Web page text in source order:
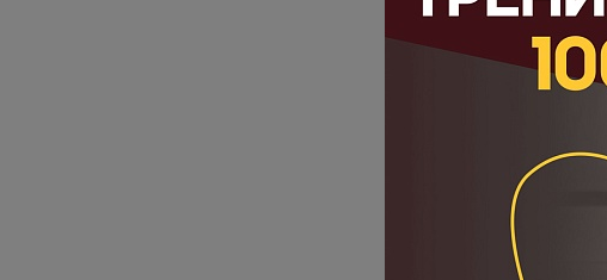
6 августа в 11:00
медитативных практик.
функционирование
120 минут практики
Присоединяйтесь к